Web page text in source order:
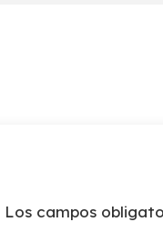
Los campos